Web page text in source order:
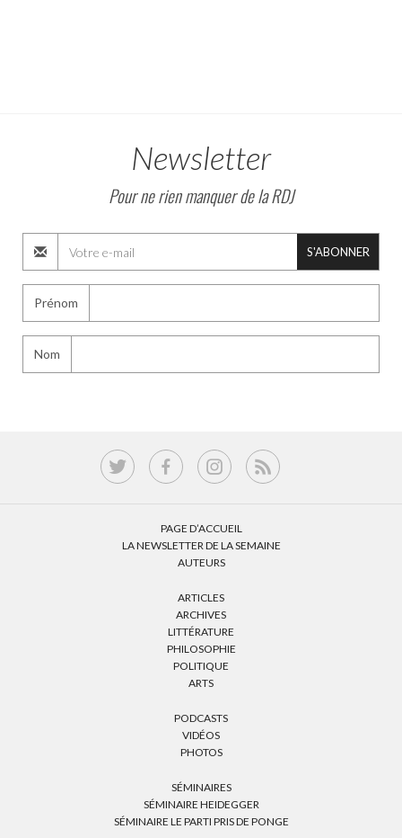
Newsletter
Pour ne rien manquer de la RDJ
S'ABONNER
Prénom
Nom
PAGE D’ACCUEIL
LA NEWSLETTER DE LA SEMAINE
AUTEURS
ARTICLES
ARCHIVES
LITTÉRATURE
PHILOSOPHIE
POLITIQUE
ARTS
PODCASTS
VIDÉOS
PHOTOS
SÉMINAIRES
SÉMINAIRE HEIDEGGER
SÉMINAIRE LE PARTI PRIS DE PONGE